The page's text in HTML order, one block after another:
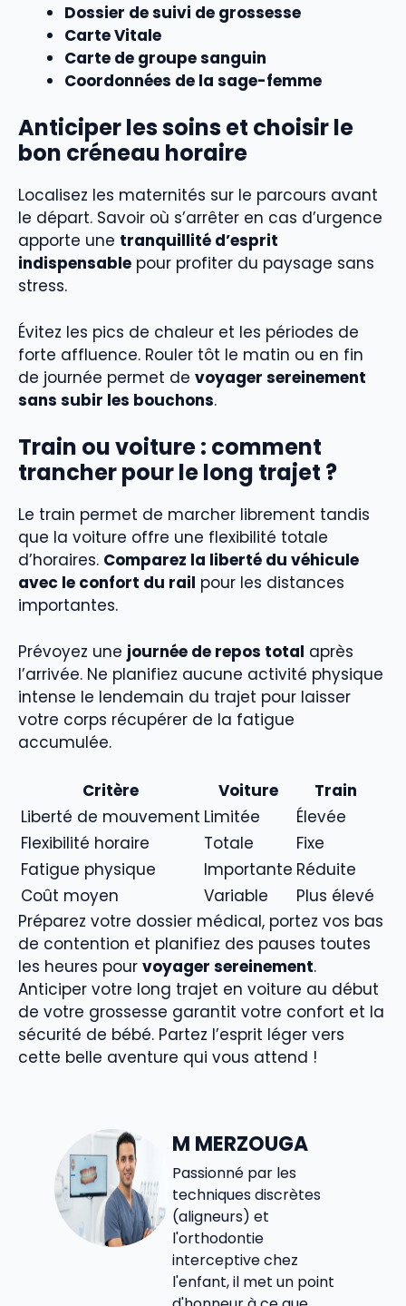
Dossier de suivi de grossesse
Carte Vitale
Carte de groupe sanguin
Coordonnées de la sage-femme
Anticiper les soins et choisir le
bon créneau horaire
Localisez les maternités sur le parcours avant
le départ. Savoir où s’arrêter en cas d’urgence
apporte une tranquillité d’esprit
indispensable pour profiter du paysage sans
stress.
Évitez les pics de chaleur et les périodes de
forte affluence. Rouler tôt le matin ou en fin
de journée permet de voyager sereinement
sans subir les bouchons.
Train ou voiture : comment
trancher pour le long trajet ?
Le train permet de marcher librement tandis
que la voiture offre une flexibilité totale
d’horaires. Comparez la liberté du véhicule
avec le confort du rail pour les distances
importantes.
Prévoyez une journée de repos total après
l’arrivée. Ne planifiez aucune activité physique
intense le lendemain du trajet pour laisser
votre corps récupérer de la fatigue
accumulée.
Critère Voiture
Train
Liberté de mouvement Limitée
Élevée
Flexibilité horaire
Totale
Fixe
Fatigue physique
Importante Réduite
Coût moyen
Variable
Plus élevé
Préparez votre dossier médical, portez vos bas
de contention et planifiez des pauses toutes
les heures pour voyager sereinement.
Anticiper votre long trajet en voiture au début
de votre grossesse garantit votre confort et la
sécurité de bébé. Partez l’esprit léger vers
cette belle aventure qui vous attend !
M MERZOUGA
Passionné par les
techniques discrètes
(aligneurs) et
l'orthodontie
interceptive chez
l'enfant, il met un point